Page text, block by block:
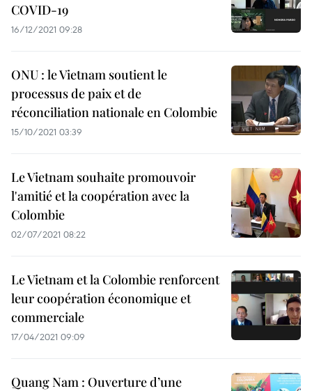
COVID-19
16/12/2021 09:28
ONU : le Vietnam soutient le
processus de paix et de
réconciliation nationale en Colombie
15/10/2021 03:39
Le Vietnam souhaite promouvoir
l'amitié et la coopération avec la
Colombie
02/07/2021 08:22
Le Vietnam et la Colombie renforcent
leur coopération économique et
commerciale
17/04/2021 09:09
Quang Nam : Ouverture d’une